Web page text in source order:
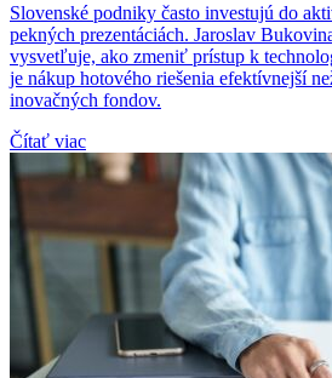
Slovenské podniky často investujú do
pekných prezentáciách. Jaroslav
vysvetľuje, ako zmeniť prístup k
je nákup hotového riešenia efektívnejší
inovačných fondov.
Čítať viac